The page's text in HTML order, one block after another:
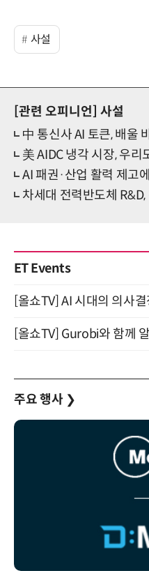
사설
[관련 오피니언] 사설
中 통신사 AI 토큰, 배울
美 AIDC 냉각 시장, 우리
AI 패권·산업 활력 제고
차세대 전력반도체
ET Events
주요 행사 ❯